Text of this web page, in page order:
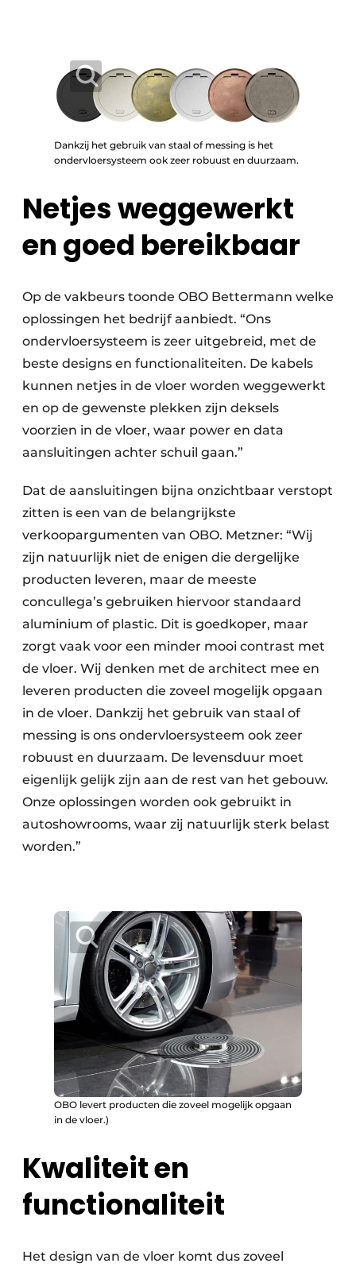
Dankzij het gebruik van staal of messing is het
ondervloersysteem ook zeer robuust en duurzaam.
Netjes weggewerkt
en goed bereikbaar
Op de vakbeurs toonde OBO Bettermann welke
oplossingen het bedrijf aanbiedt. “Ons
ondervloersysteem is zeer uitgebreid, met de
beste designs en functionaliteiten. De kabels
kunnen netjes in de vloer worden weggewerkt
en op de gewenste plekken zijn deksels
voorzien in de vloer, waar power en data
aansluitingen achter schuil gaan.”
Dat de aansluitingen bijna onzichtbaar verstopt
zitten is een van de belangrijkste
verkoopargumenten van OBO. Metzner: “Wij
zijn natuurlijk niet de enigen die dergelijke
producten leveren, maar de meeste
concullega’s gebruiken hiervoor standaard
aluminium of plastic. Dit is goedkoper, maar
zorgt vaak voor een minder mooi contrast met
de vloer. Wij denken met de architect mee en
leveren producten die zoveel mogelijk opgaan
in de vloer. Dankzij het gebruik van staal of
messing is ons ondervloersysteem ook zeer
robuust en duurzaam. De levensduur moet
eigenlijk gelijk zijn aan de rest van het gebouw.
Onze oplossingen worden ook gebruikt in
autoshowrooms, waar zij natuurlijk sterk belast
worden.”
OBO levert producten die zoveel mogelijk opgaan
in de vloer.)
Kwaliteit en
functionaliteit
Het design van de vloer komt dus zoveel